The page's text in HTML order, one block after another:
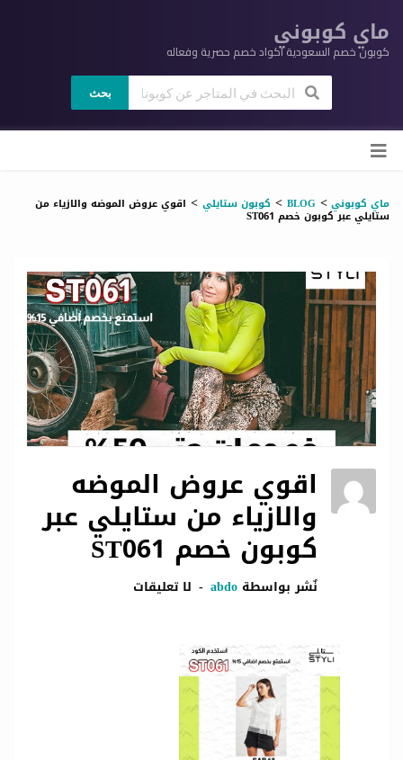
ماي كوبوني
كوبون خصم السعودية اكواد خصم حصرية وفعاله
بحث
ماي كوبوني>
BLOG
> كوبون ستايلي > اقوي عروض الموضه والازياء من
ستايلي عبر كوبون خصم ST061
اقوي عروض الموضه
والازياء من ستايلي عبر
كوبون خصم ST061
نٌشر بواسطة abdo لا تعليقات